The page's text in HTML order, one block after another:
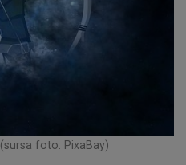
(sursa foto: PixaBay)